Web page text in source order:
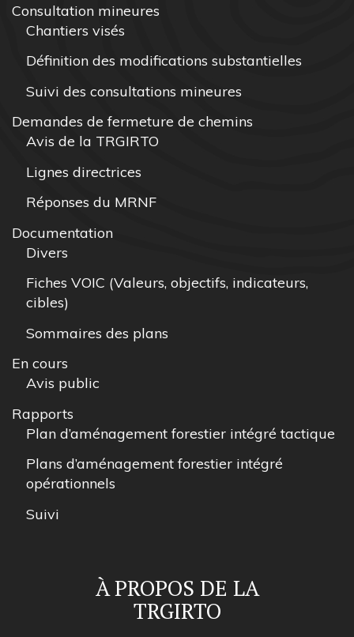
Consultation mineures
Chantiers visés
Définition des modifications substantielles
Suivi des consultations mineures
Demandes de fermeture de chemins
Avis de la TRGIRTO
Lignes directrices
Réponses du MRNF
Documentation
Divers
Fiches VOIC (Valeurs, objectifs, indicateurs,
cibles)
Sommaires des plans
En cours
Avis public
Rapports
Plan d’aménagement forestier intégré tactique
Plans d’aménagement forestier intégré
opérationnels
Suivi
À PROPOS DE LA
TRGIRTO